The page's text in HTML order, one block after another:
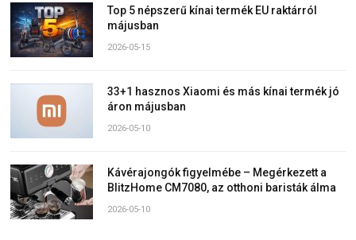
Top 5 népszerű kínai termék EU raktárról
májusban
2026-05-15
33+1 hasznos Xiaomi és más kínai termék jó
áron májusban
2026-05-10
Kávérajongók figyelmébe – Megérkezett a
BlitzHome CM7080, az otthoni baristák álma
2026-05-10